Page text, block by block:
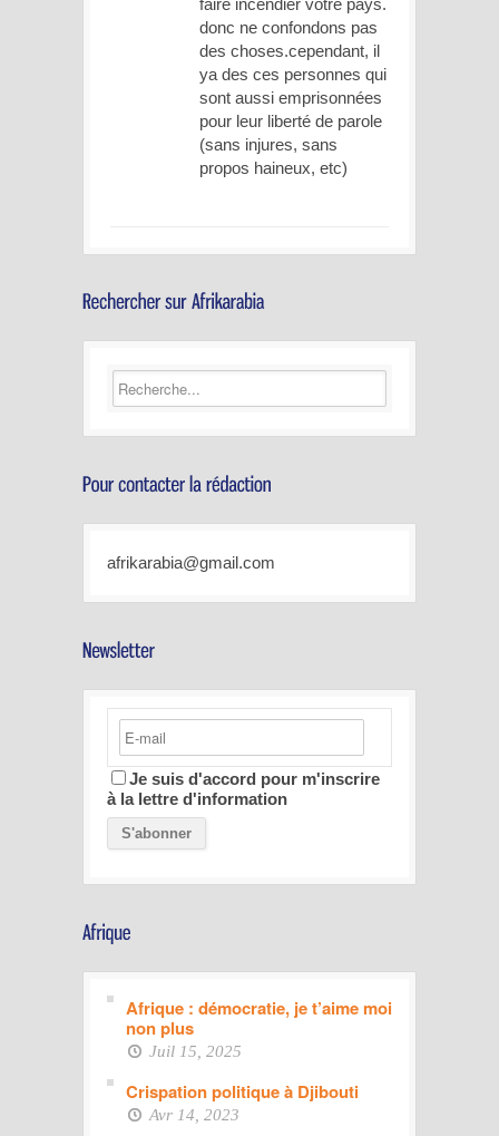
donc ne confondons pas
des choses.cependant, il
ya des ces personnes qui
sont aussi emprisonnées
pour leur liberté de parole
(sans injures, sans
propos haineux, etc)
afrikarabia@gmail.com
Je suis d'accord pour m'inscrire
à la lettre d'information
Afrique : démocratie, je t’aime moi
non plus
Juil 15, 2025
Crispation politique à Djibouti
Avr 14, 2023